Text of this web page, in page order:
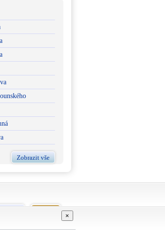
Zobrazit vše
×